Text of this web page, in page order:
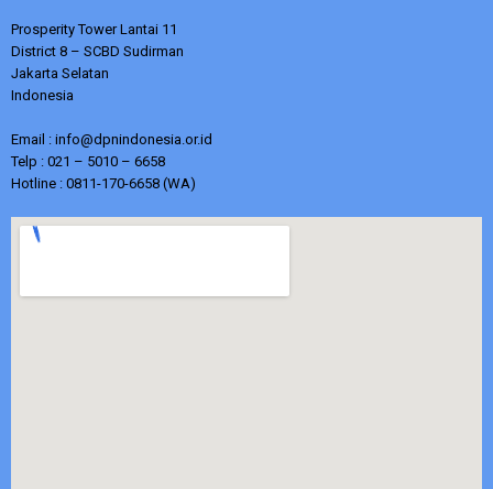
Prosperity Tower Lantai 11
District 8 – SCBD Sudirman
Jakarta Selatan
Indonesia
Email : info@dpnindonesia.or.id
Telp : 021 – 5010 – 6658
Hotline : 0811-170-6658 (WA)